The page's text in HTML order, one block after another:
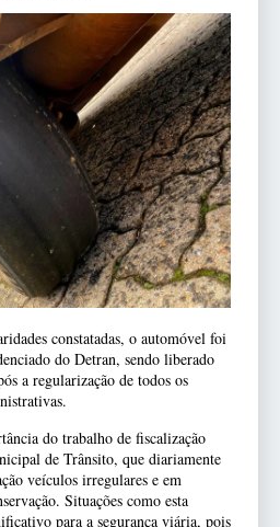
constatadas, o automóvel foi
do Detran, sendo liberado
a regularização de todos os
do trabalho de fiscalização
de Trânsito, que diariamente
veículos irregulares e em
Situações como esta
para a segurança viária, pois